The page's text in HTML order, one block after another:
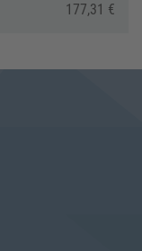
177,31 €